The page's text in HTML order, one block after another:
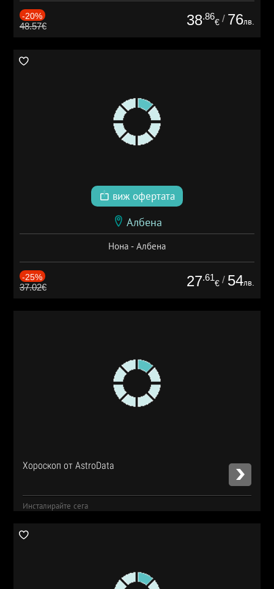
-20%
48.57€ 38.86
€ / 76лв.
виж офертата
Албена
Нона - Албена
-25%
37.02€ 27.61
€ / 54лв.
Хороскоп от AstroData
Инсталирайте сега